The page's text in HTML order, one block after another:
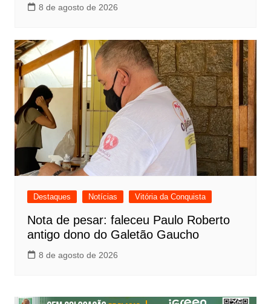
8 de agosto de 2026
Destaques Notícias Vitória da Conquista
Nota de pesar: faleceu Paulo Roberto
antigo dono do Galetão Gaucho
8 de agosto de 2026